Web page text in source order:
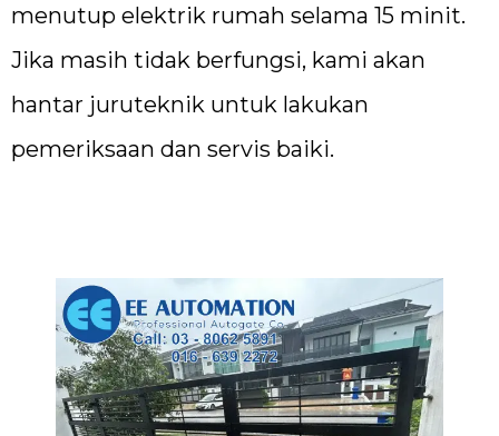
menutup elektrik rumah selama 15 minit.
Jika masih tidak berfungsi, kami akan
hantar juruteknik untuk lakukan
pemeriksaan dan servis baiki.